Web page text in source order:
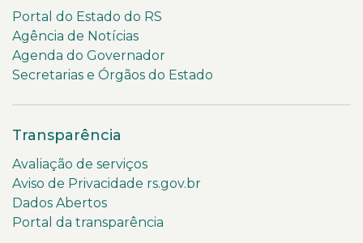
Portal do Estado do RS
Agência de Notícias
Agenda do Governador
Secretarias e Órgãos do Estado
Transparência
Avaliação de serviços
Aviso de Privacidade rs.gov.br
Dados Abertos
Portal da transparência